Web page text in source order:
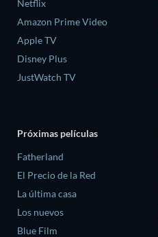
Netflix
Amazon Prime Video
Apple TV
Disney Plus
JustWatch TV
Próximas películas
Fatherland
El Precio de la Red
La última casa
Los nuevos
Blue Film